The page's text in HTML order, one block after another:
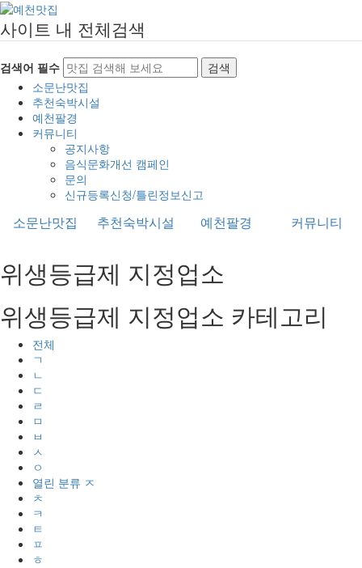
사이트 내 전체검색
검색어 필수
검색
소문난맛집
추천숙박시설
예천팔경
커뮤니티
공지사항
음식문화개선 캠페인
문의
신규등록신청/틀린정보신고
소문난맛집 추천숙박시설 예천팔경 커뮤니티
위생등급제 지정업소
위생등급제 지정업소 카테고리
전체
ㄱ
ㄴ
ㄷ
ㄹ
ㅁ
ㅂ
ㅅ
ㅇ
열린 분류 ㅈ
ㅊ
ㅋ
ㅌ
ㅍ
ㅎ